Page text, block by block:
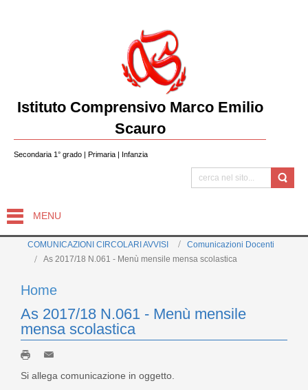
Istituto Comprensivo Marco Emilio
Scauro
Secondaria 1° grado | Primaria | Infanzia
MENU
COMUNICAZIONI CIRCOLARI AVVISI
Comunicazioni Docenti
As 2017/18 N.061 - Menù mensile mensa scolastica
Home
As 2017/18 N.061 - Menù mensile
mensa scolastica
Si allega comunicazione in oggetto.